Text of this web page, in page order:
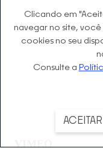
VIMEO
Clicando em
navegar no site,
cookies no seu
Consulte a